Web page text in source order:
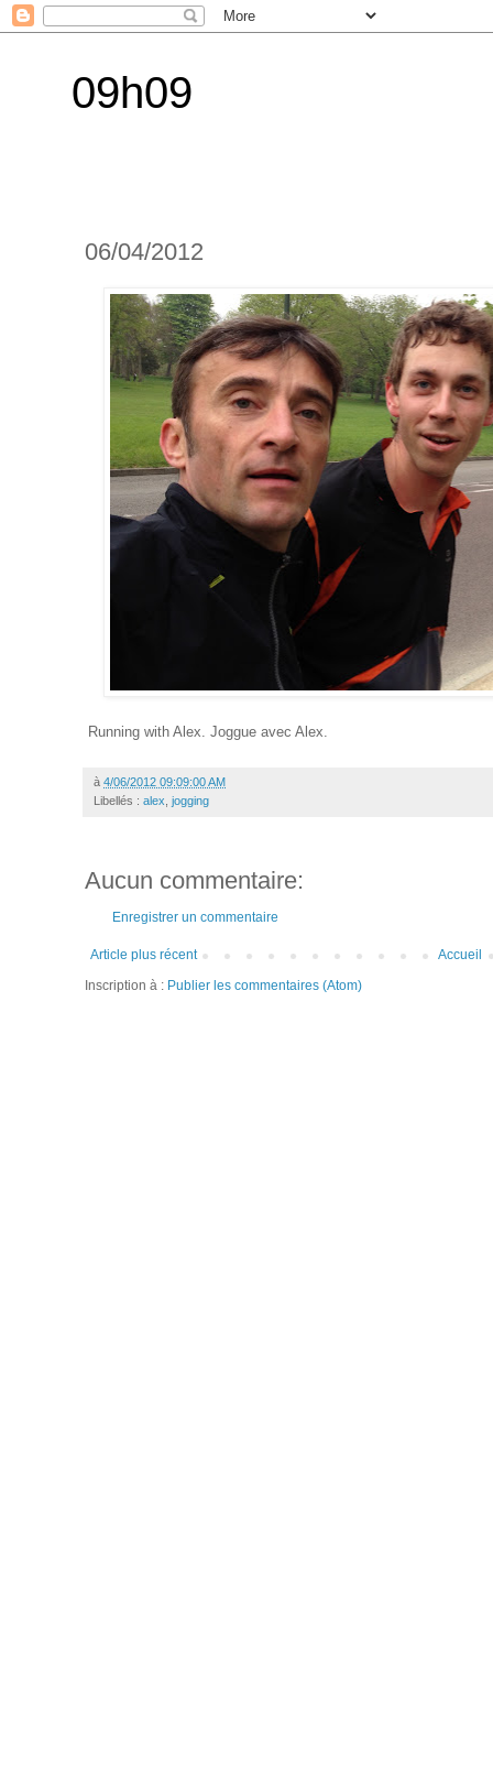
09h09
06/04/2012
Running with Alex. Joggue avec Alex.
à 4/06/2012 09:09:00 AM
Libellés : alex jogging
Aucun commentaire:
Enregistrer un commentaire
Article plus récent
Accueil
Inscription à : Publier les commentaires (Atom)